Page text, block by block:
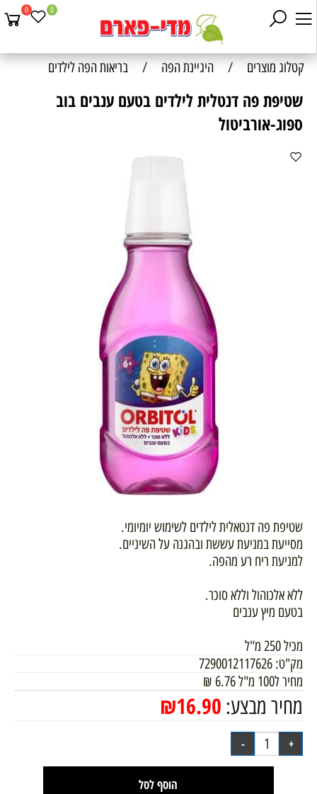
0 0
קטלוג מוצרים / היגיינת הפה / בריאות הפה לילדים
שטיפת פה דנטלית לילדים בטעם ענבים בוב
ספוג-אורביטול
שטיפת פה דנטאלית לילדים לשימוש יומיומי.
מסייעת במניעת עששת ובהגנה על השיניים.
למניעת ריח רע מהפה.
ללא אלכוהול וללא סוכר.
בטעם מיץ ענבים
מכיל 250 מ"ל
מק"ט: 7290012117626
מחיר ל100 מ"ל
6.76
₪
מחיר מבצע: ₪16.90
הוסף לסל